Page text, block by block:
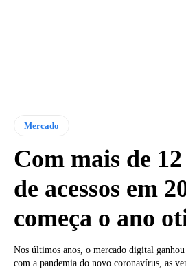
Mercado
Com mais de
de acessos em
começa o ano
Nos últimos anos, o mercado digital
com a pandemia do novo coronavírus, as